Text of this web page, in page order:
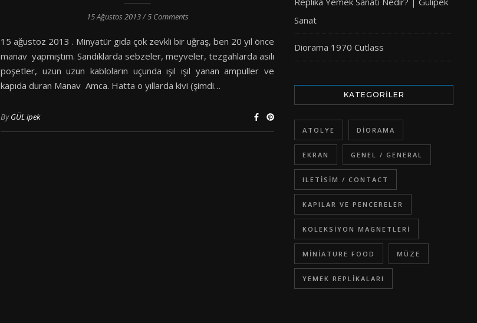
15 Ağustos 2013/5 Comments
15 ağustoz 2013 . Minyatür gıda çok zevkli bir uğraş, ben 20 yıl önce
manav yapmıştım. Sandıklarda sebzeler, meyveler, tezgahlarda asılı
poşetler, uzun uzun kabloların uçunda ışıl ışıl yanan ampuller ve
kapıda duran Manav Amca. Hatta o yıllarda kivi (şimdi…
ByGÜL ipek
Sanat
Diorama 1970 Cutlass
KATEGORILER
ATOLYE DIORAMA
EKRAN GENEL / GENERAL
ILETISIM / CONTACT
KAPILAR VE PENCERELER
KOLEKSIYON MAGNETLERI
MINIATURE FOOD MÜZE
YEMEK REPLIKALARI